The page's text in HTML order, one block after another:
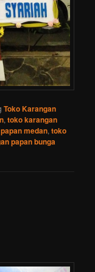
Toko Karangan
,toko karangan
medan,toko
papan bunga